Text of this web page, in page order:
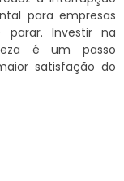
para empresas
Investir na
é um passo
satisfação do